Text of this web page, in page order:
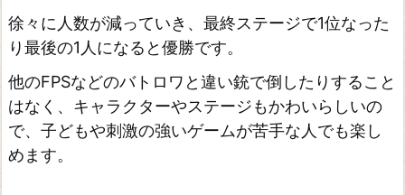
d
y
D
a
徐々に人数が減っていき、最終ステージで1位なった
り最後の1人になると優勝です。
他のFPSなどのバトロワと違い銃で倒したりすること
はなく、キャラクターやステージもかわいらしいの
で、子どもや刺激の強いゲームが苦手な人でも楽し
めます。